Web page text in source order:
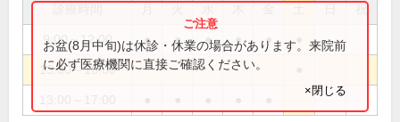
祝
9:00～12:00 ● ● ● ● ●
13:00～16:00
お盆(8月中旬)は休診・休業の場合があります。来院前
に必ず医療機関に直接ご確認ください。
×閉じる